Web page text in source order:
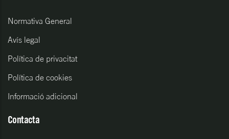
Normativa General
Avís legal
Política de privacitat
Política de cookies
Informació adicional
Contacta